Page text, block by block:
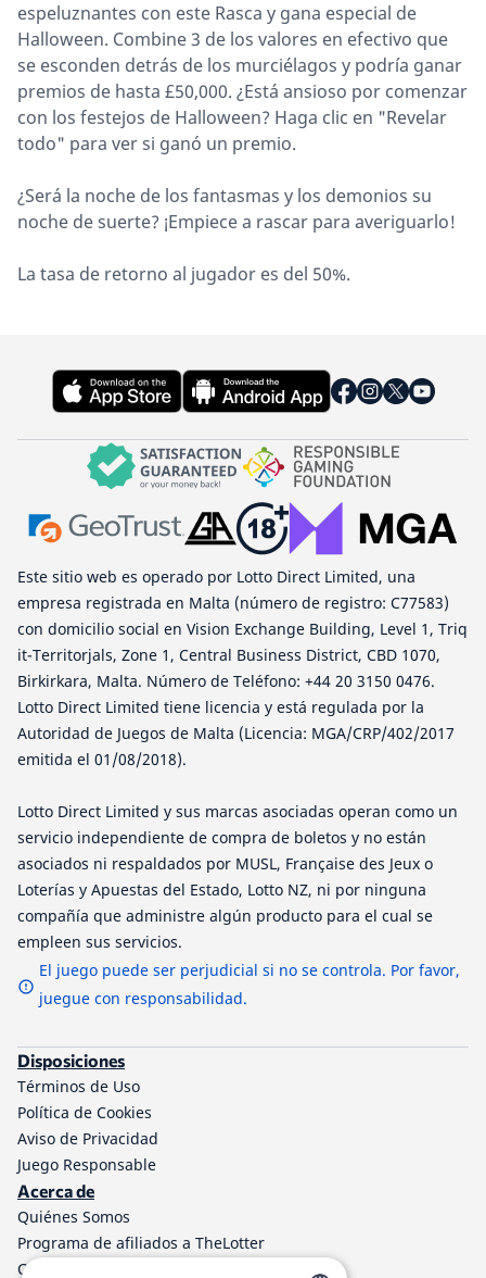
espeluznantes con este Rasca y gana especial de
Halloween. Combine 3 de los valores en efectivo que
se esconden detrás de los murciélagos y podría ganar
premios de hasta £50,000. ¿Está ansioso por comenzar
con los festejos de Halloween? Haga clic en "Revelar
todo" para ver si ganó un premio.
¿Será la noche de los fantasmas y los demonios su
noche de suerte? ¡Empiece a rascar para averiguarlo!
La tasa de retorno al jugador es del 50%.
Este sitio web es operado por Lotto Direct Limited, una
empresa registrada en Malta (número de registro: C77583)
con domicilio social en Vision Exchange Building, Level 1, Triq
it-Territorjals, Zone 1, Central Business District, CBD 1070,
Birkirkara, Malta. Número de Teléfono: +44 20 3150 0476.
Lotto Direct Limited tiene licencia y está regulada por la
Autoridad de Juegos de Malta (Licencia: MGA/CRP/402/2017
emitida el 01/08/2018).
Lotto Direct Limited y sus marcas asociadas operan como un
servicio independiente de compra de boletos y no están
asociados ni respaldados por MUSL, Française des Jeux o
Loterías y Apuestas del Estado, Lotto NZ, ni por ninguna
compañía que administre algún producto para el cual se
empleen sus servicios.
El juego puede ser perjudicial si no se controla. Por favor,
juegue con responsabilidad.
Disposiciones
Términos de Uso
Política de Cookies
Aviso de Privacidad
Juego Responsable
Acerca de
Quiénes Somos
Programa de afiliados a TheLotter
Contáctenos